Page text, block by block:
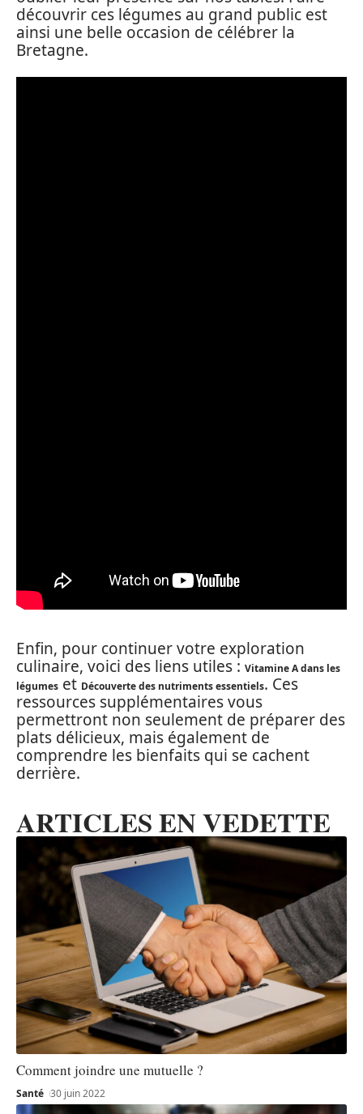
découvrir ces légumes au grand public est
ainsi une belle occasion de célébrer la
Bretagne.
Enfin, pour continuer votre exploration
culinaire, voici des liens utiles : Vitamine A dans les
légumes et Découverte des nutriments essentiels. Ces
ressources supplémentaires vous
permettront non seulement de préparer des
plats délicieux, mais également de
comprendre les bienfaits qui se cachent
derrière.
ARTICLES EN VEDETTE
Comment joindre une mutuelle ?
Santé 30 juin 2022